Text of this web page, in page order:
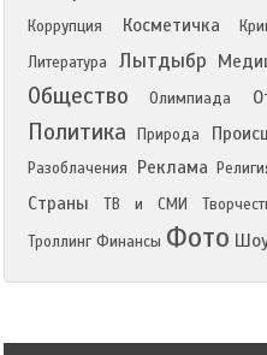
Коррупция Косметичка
Литература Лытдыбр
Общество Олимпиада
Политика Природа
Разоблачения
Реклама
Страны
ТВ и СМИ
Троллинг Финансы Фото